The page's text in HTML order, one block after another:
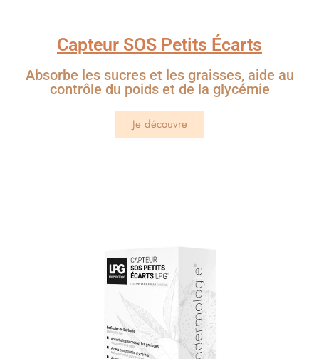
Capteur SOS Petits Écarts
Absorbe les sucres et les graisses, aide au
contrôle du poids et de la glycémie
Je découvre